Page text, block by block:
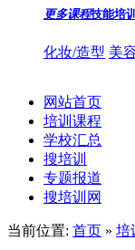
更多课程技能培训
化妆/造型 美
网站首页
培训课程
学校汇总
搜培训
专题报道
搜培训网
当前位置: 首页 » 培